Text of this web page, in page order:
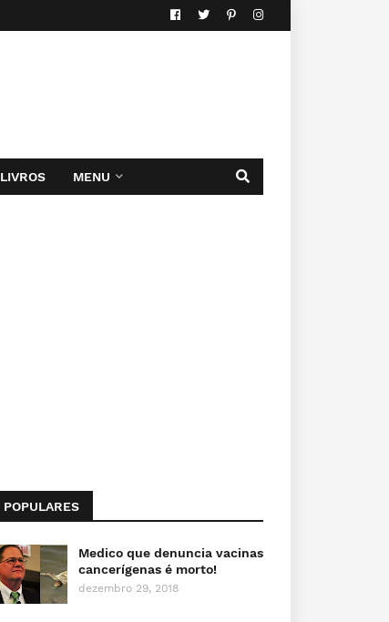
LIVROS MENU
POPULARES
Medico que denuncia vacinas
cancerígenas é morto!
dezembro 29, 2018